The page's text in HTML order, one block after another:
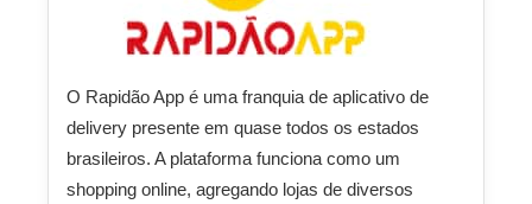
O Rapidão App é uma franquia de aplicativo de
delivery presente em quase todos os estados
brasileiros. A plataforma funciona como um
shopping online, agregando lojas de diversos